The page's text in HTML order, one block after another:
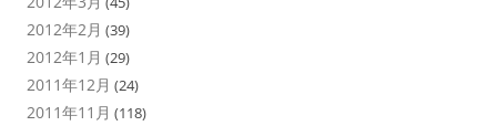
2012年2月 (39)
2012年1月 (29)
2011年12月 (24)
2011年11月 (118)